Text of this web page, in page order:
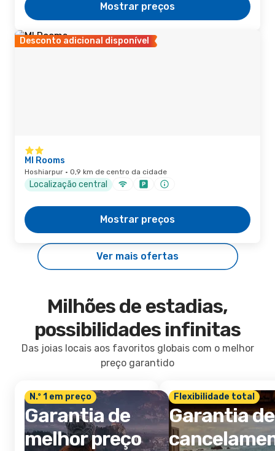
Mostrar preços
Desconto adicional disponível
MI Rooms
Hoshiarpur · 0,9 km de centro da cidade
Localização central
Mostrar preços
Ver mais ofertas
Milhões de estadias,
possibilidades infinitas
Das joias locais aos favoritos globais com o melhor
preço garantido
N.º 1 em preço
Garantia de
melhor preço
Flexibilidade total
Garantia de